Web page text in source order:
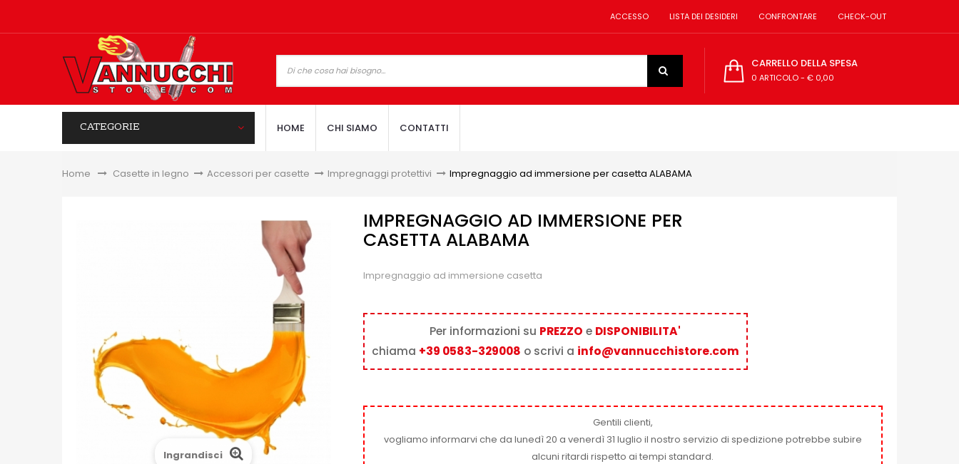
ACCESSO LISTA DEI DESIDERI CONFRONTARE CHECK-OUT
CARRELLO DELLA SPESA
0 ARTICOLO- € 0,00
CATEGORIE HOME CHI SIAMO CONTATTI
Home &gt;Casette in legno > Accessori per casette > Impregnaggi protettivi > Impregnaggio ad immersione per casetta ALABAMA
Ingrandisci
IMPREGNAGGIO AD IMMERSIONE PER
CASETTA ALABAMA
Impregnaggio ad immersione casetta
Per informazioni su PREZZO e DISPONIBILITA'
chiama +39 0583-329008 o scrivi a info@vannucchistore.com
Gentili clienti,
vogliamo informarvi che da lunedì 20 a venerdì 31 luglio il nostro servizio di spedizione potrebbe subire
alcuni ritardi rispetto ai tempi standard.